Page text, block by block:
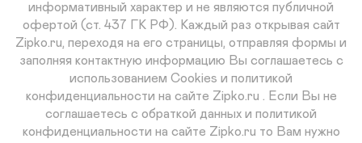
информативный характер и не являются публичной
офертой (ст. 437 ГК РФ). Каждый раз открывая сайт
Zipko.ru, переходя на его страницы, отправляя формы и
заполняя контактную информацию Вы соглашаетесь с
использованием Cookies и политикой
конфиденциальности на сайте Zipko.ru . Если Вы не
соглашаетесь с обраткой данных и политикой
конфиденциальности на сайте Zipko.ru то Вам нужно